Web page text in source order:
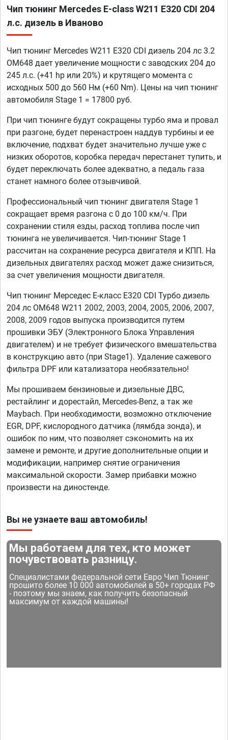
Чип тюнинг Mercedes E-class W211 E320 CDI 204
л.с. дизель в Иваново
Чип тюнинг Mercedes W211 E320 CDI дизель 204 лс 3.2
OM648 дает увеличение мощности с заводских 204 до
245 л.с. (+41 hp или 20%) и крутящего момента с
исходных 500 до 560 Нм (+60 Nm). Цены на чип тюнинг
автомобиля Stage 1 = 17800 руб.
При чип тюнинге будут сокращены турбо яма и провал
при разгоне, будет перенастроен наддув турбины и ее
включение, подхват будет значительно лучше уже с
низких оборотов, коробка передач перестанет тупить, и
будет переключать более адекватно, а педаль газа
станет намного более отзывчивой.
Профессиональный чип тюнинг двигателя Stage 1
сокращает время разгона с 0 до 100 км/ч. При
сохранении стиля езды, расход топлива после чип
тюнинга не увеличивается. Чип-тюнинг Stage 1
рассчитан на сохранение ресурса двигателя и КПП. На
дизельных двигателях расход может даже снизиться,
за счет увеличения мощности двигателя.
Чип тюнинг Мерседес Е-класс E320 CDI Турбо дизель
204 лс OM648 W211 2002, 2003, 2004, 2005, 2006, 2007,
2008, 2009 годов выпуска производится путем
прошивки ЭБУ (Электронного Блока Управления
двигателем) и не требует физического вмешательства
в конструкцию авто (при Stage1). Удаление сажевого
фильтра DPF или катализатора необязательно!
Мы прошиваем бензиновые и дизельные ДВС,
рестайлинг и дорестайл, Mercedes-Benz, а так же
Maybach. При необходимости, возможно отключение
EGR, DPF, кислородного датчика (лямбда зонда), и
ошибок по ним, что позволяет сэкономить на их
замене и ремонте, и другие дополнительные опции и
модификации, например снятие ограничения
максимальной скорости. Замер прибавки можно
произвести на диностенде.
Вы не узнаете ваш автомобиль!
Мы работаем для тех, кто может
почувствовать разницу.
Специалистами федеральной сети Евро Чип Тюнинг
прошито более 10 000 автомобилей в 50+ городах РФ
- поэтому мы знаем, как получить безопасный
максимум от каждой машины!